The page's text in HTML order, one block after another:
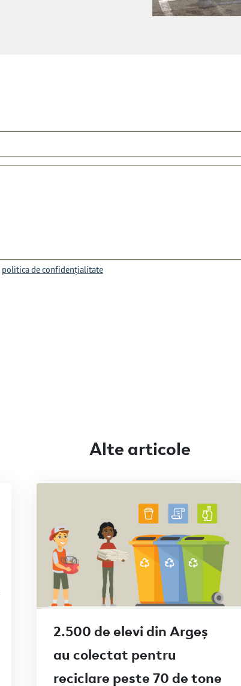
politica de confidențialitate
Alte articole
2.500 de elevi din Argeș
au colectat pentru
reciclare peste 70 de tone